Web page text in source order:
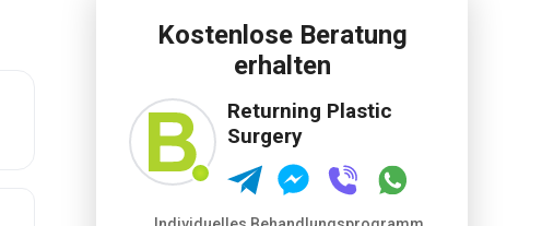
Kostenlose Beratung
erhalten
Returning Plastic
Surgery